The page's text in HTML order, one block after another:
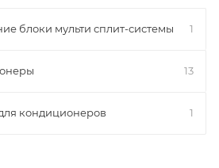
блоки мульти сплит-системы 1
13
кондиционеров 1